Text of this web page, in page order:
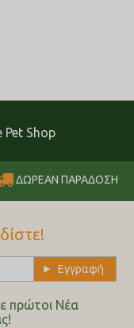
Pet Shop
ΔΩΡΕΑΝ ΠΑΡΑΔΟΣΗ
πρώτοι Nέα